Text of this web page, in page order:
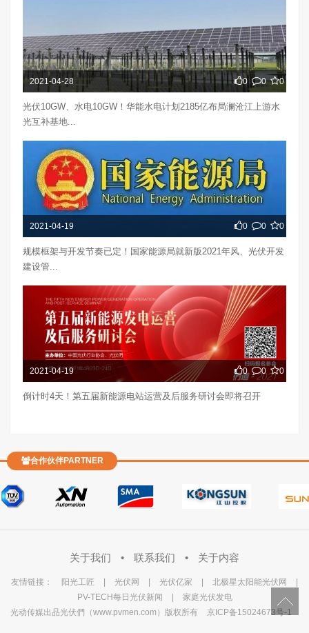
2021-04-28 0 0 0
光伏10GW、水电10GW！华能水电计划2185亿布局澜沧江上游水
光互补基地...
2021-04-19 0 0 0
规模框架与开发节奏已定！国家能源局就新版2021年风、光伏开发
建设管...
2021-04-19 0 0 0
倒计时4天！第五届新能源电站运营及后服务研讨会即将召开
合作伙伴PARTNER
关于我们 • 联系我们 • 关于内容
友情链接： 阳光工匠 光伏网 光伏亿家 北极星太阳能光伏网
PV-TECH每日光伏新闻
家庭光伏发电
光动传媒出品光伏們（www.pvmen.com）版权所有
京ICP备15024673号-1